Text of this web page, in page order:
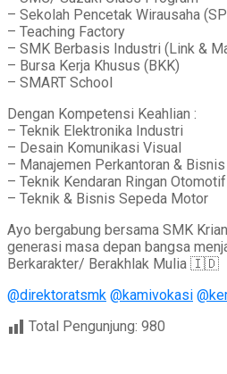
– Sekolah Pencetak Wirausaha
– Teaching Factory
– SMK Berbasis Industri (Link &
– Bursa Kerja Khusus (BKK)
– SMART School
Dengan Kompetensi Keahlian :
– Teknik Elektronika Industri
– Desain Komunikasi Visual
– Manajemen Perkantoran & Bisnis
– Teknik Kendaran Ringan Otomotif
– Teknik & Bisnis Sepeda Motor
Ayo bergabung bersama SMK
generasi masa depan bangsa
Berkarakter/ Berakhlak Mulia 🇮🇩
@direktoratsmk @kamivokasi
Total Pengunjung: 980